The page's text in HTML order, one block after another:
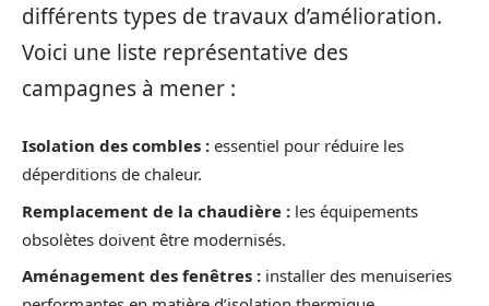
différents types de travaux d’amélioration.
Voici une liste représentative des
campagnes à mener :
Isolation des combles : essentiel pour réduire les
déperditions de chaleur.
Remplacement de la chaudière : les équipements
obsolètes doivent être modernisés.
Aménagement des fenêtres : installer des menuiseries